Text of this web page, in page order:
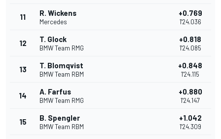
11 R. Wickens
Mercedes
+0.769
1'24.036
12 T. Glock
BMW Team RMG
+0.818
1'24.085
13 T. Blomqvist
BMW Team RBM
+0.848
1'24.115
14 A. Farfus
BMW Team RMG
+0.880
1'24.147
15 B. Spengler
BMW Team RBM
+1.042
1'24.309